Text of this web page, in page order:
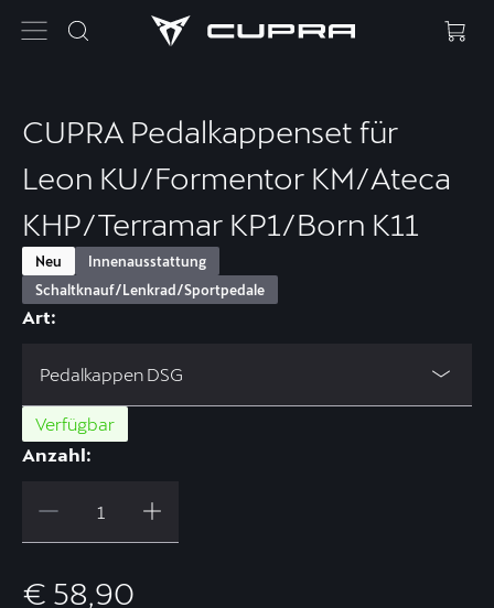
CUPRA Pedalkappenset für
Leon KU/Formentor KM/Ateca
KHP/Terramar KP1/Born K11
Neu
Innenausstattung
Schaltknauf/Lenkrad/Sportpedale
Art:
Pedalkappen DSG
Verfügbar
Anzahl:
€ 58,90